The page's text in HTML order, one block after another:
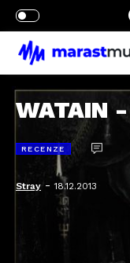
WATAIN
RECENZE
Stray -18.12.2013